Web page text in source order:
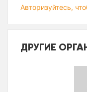
Авторизуйтесь,
ДРУГИЕ